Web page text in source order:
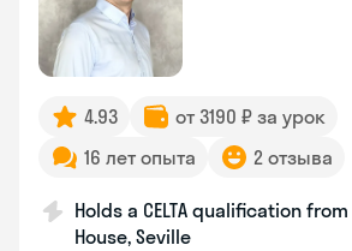
4.93
от 3190 ₽ за урок
16 лет опыта
2 отзыва
Holds a CELTA qualification
House, Seville